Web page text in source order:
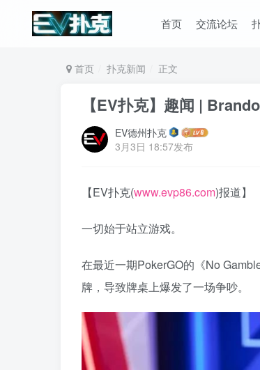
首页 交流论坛
首页 扑克新闻 正文
【EV扑克】趣闻 |
EV德州扑克
3月3日 18:57发布
【EV扑克(www.evp86.com)报道】
一切始于站立游戏。
在最近一期PokerGO的《No
牌，导致牌桌上爆发了一场争吵。